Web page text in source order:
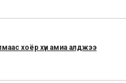
хоёр хүн амиа алджээ